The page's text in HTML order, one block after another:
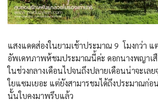
แสงแดดส่องในยามเช้าประมาณ 9 โมงกว่า แ
อัพเดทภาพห้ชมประมาณนี้ค่ะ ดอกนางพญาเสื
ในช่วงกลางเดือนไปจนถึงปลายเดือนน่าจะเล
ใยแซมเยอะ แต่ยังสามารชมได้ถึงประมาณก่อ
นั้นใบคงมาพรึบแล้ว